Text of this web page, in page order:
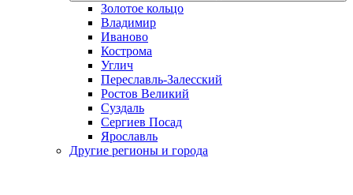
Золотое кольцо
Владимир
Иваново
Кострома
Углич
Переславль-Залесский
Ростов Великий
Суздаль
Сергиев Посад
Ярославль
Другие регионы и города